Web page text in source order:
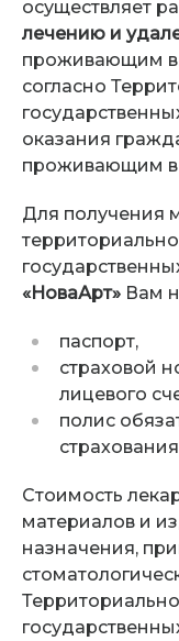
осуществляет
лечению и
проживающим в
согласно
оказания
проживающим в
Для получения
«НоваАрт»Вам
паспорт,
страховой
лицевого
полис
Стоимость
материалов и
назначения,